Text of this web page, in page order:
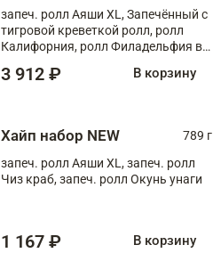
запеч. ролл Аяши XL, Запечённый с
тигровой креветкой ролл, ролл
Калифорния, ролл Филадельфия в
запеч. ролл Моцарелломания, ролл
3 912 ₽ В корзину
Хайп набор NEW
789 г
запеч. ролл Аяши XL, запеч. ролл
Чиз краб, запеч. ролл Окунь унаги
1 167 ₽ В корзину